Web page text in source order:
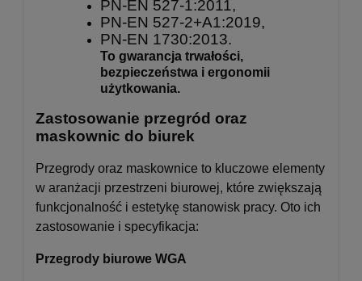
PN-EN 527-1:2011,
PN-EN 527-2+A1:2019,
PN-EN 1730:2013.
To gwarancja trwałości,
bezpieczeństwa i ergonomii
użytkowania.
Zastosowanie przegród oraz
maskownic do biurek
Przegrody oraz maskownice to kluczowe elementy
w aranżacji przestrzeni biurowej, które zwiększają
funkcjonalność i estetykę stanowisk pracy. Oto ich
zastosowanie i specyfikacja:
Przegrody biurowe WGA